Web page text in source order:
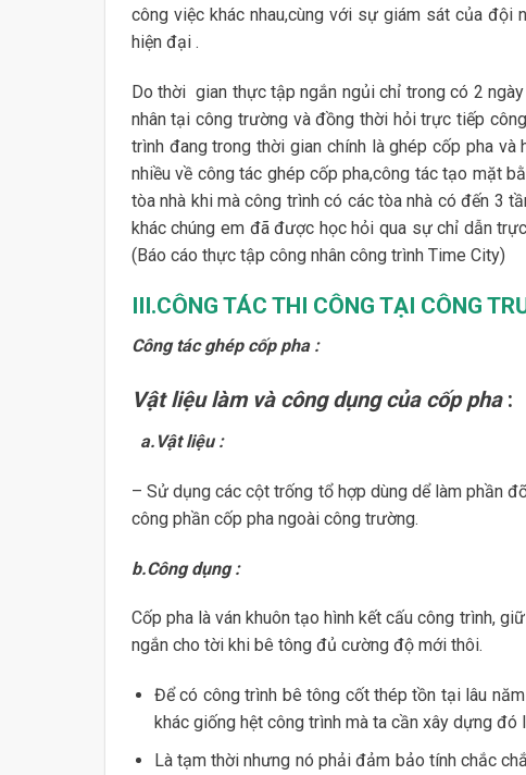
công việc khác nhau,cùng với sự giám sát của
hiện đại .
Do thời gian thực tập ngắn ngủi chỉ trong có 2
nhân tại công trường và đồng thời hỏi trực tiếp
trình đang trong thời gian chính là ghép cốp pha
nhiều về công tác ghép cốp pha,công tác tạo mặt
tòa nhà khi mà công trình có các tòa nhà có đến 3
khác chúng em đã được học hỏi qua sự chỉ dẫn
(Báo cáo thực tập công nhân công trình Time City)
III.CÔNG TÁC THI CÔNG TẠI CÔNG
Công tác ghép cốp pha :
Vật liệu làm và công dụng của cốp pha:
a.Vật liệu :
– Sử dụng các cột trống tổ hợp dùng dể làm phần
công phần cốp pha ngoài công trường.
b.Công dụng :
Cốp pha là ván khuôn tạo hình kết cấu công trình,
ngắn cho tời khi bê tông đủ cường độ mới thôi.
Để có công trình bê tông cốt thép tồn tại lâu
khác giống hệt công trình mà ta cần xây dựng đó
Là tạm thời nhưng nó phải đảm bảo tính chắc